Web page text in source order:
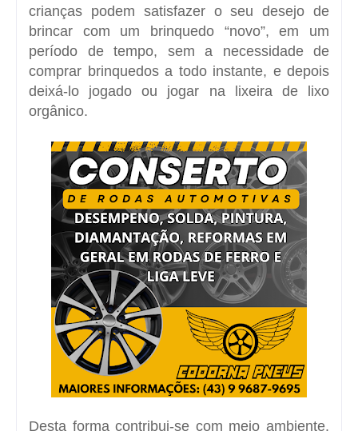
crianças podem satisfazer o seu desejo de
brincar com um brinquedo “novo”, em um
período de tempo, sem a necessidade de
comprar brinquedos a todo instante, e depois
deixá-lo jogado ou jogar na lixeira de lixo
orgânico.
Desta forma contribui-se com meio ambiente.